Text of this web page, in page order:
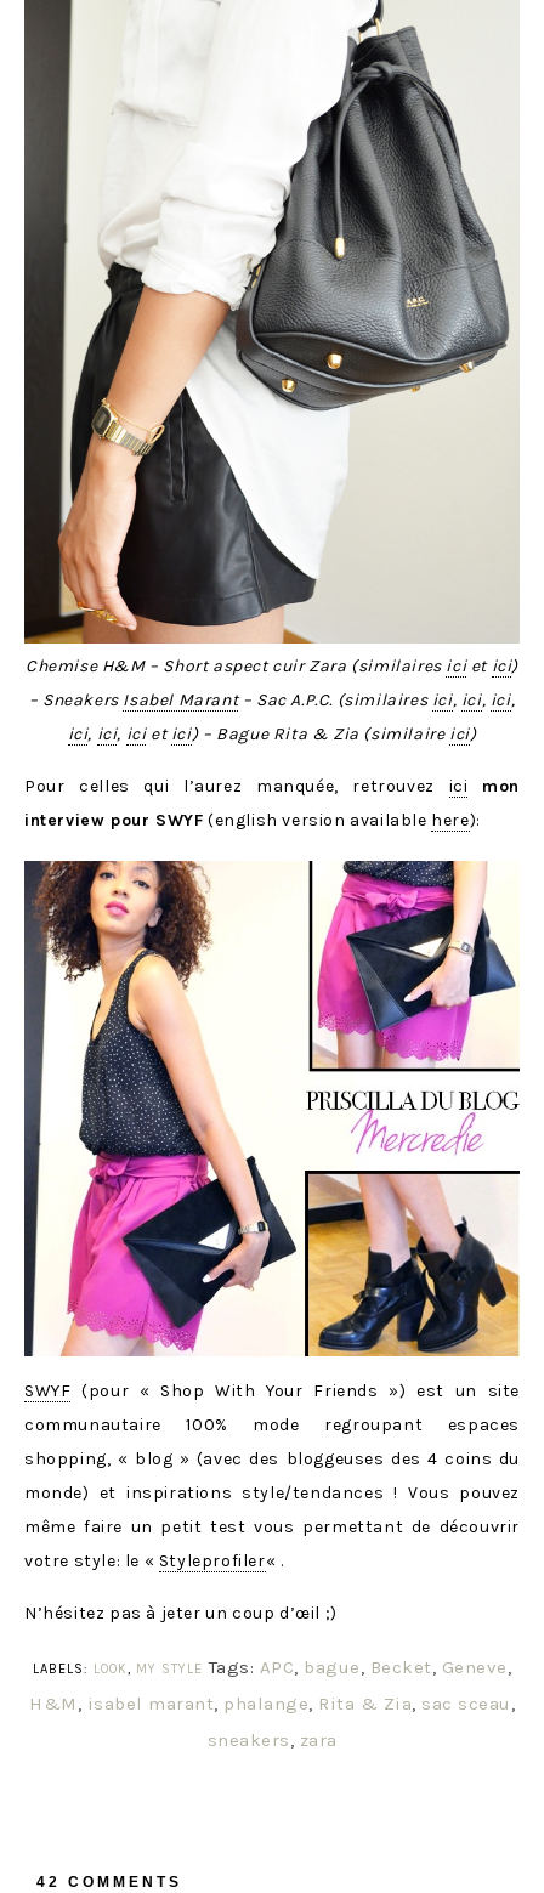
Chemise H&M – Short aspect cuir Zara (similaires iciet ici)
– Sneakers Isabel Marant– Sac A.P.C. (similaires ici, ici, ici,
ici, ici, icietici)– Bague Rita & Zia (similaire ici)
Pour celles qui l’aurez manquée, retrouvez ici
mon
interview pour SWYF (english version available here):
SWYF (pour « Shop With Your Friends ») est un site
communautaire 100% mode regroupant espaces
shopping, « blog » (avec des bloggeuses des 4 coins du
monde) et inspirations style/tendances ! Vous pouvez
même faire un petit test vous permettant de découvrir
votre style: le « Styleprofiler« .
N’hésitez pas à jeter un coup d’œil ;)
LABELS: LOOK, MY STYLE Tags: APC, bague, Becket, Geneve,
H&M , isabel marant, phalange, Rita & Zia, sac sceau ,
sneakers, zara
42 COMMENTS